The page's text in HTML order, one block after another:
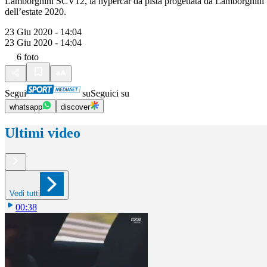
dell’estate 2020.
23 Giu 2020 - 14:04
23 Giu 2020 - 14:04
6 foto
Segui suSeguici su
whatsapp discover
Ultimi video
Vedi tutti
00:38